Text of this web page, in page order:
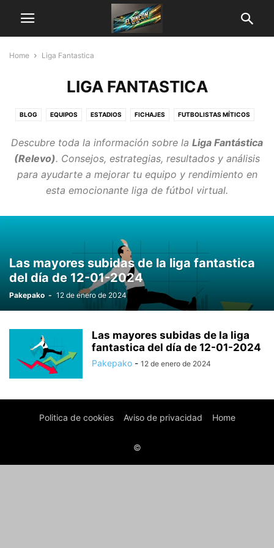
Home Liga Fantastica
LIGA FANTASTICA
BLOG EQUIPOS ESTADIOS FICHAJES FUTBOLISTAS MÍTICOS
TENIS TOP
Descubre toda la información sobre la Liga Fantástica
(Relevo). Consejos, estrategias, resultados y análisis
para ayudarte a mejorar tu equipo y rendimiento en
esta emocionante liga de fútbol virtual.
Las mayores subidas de la liga fantastica
del día de 12-01-2024
Pakepako - 12 de enero de 2024
Las mayores subidas de la liga
fantastica del día de 12-01-2024
Pakepako - 12 de enero de 2024
Politica de cookies Aviso de privacidad Home
©